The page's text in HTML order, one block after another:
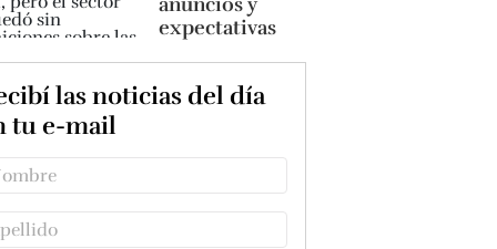
expectativas
las noticias del día
tu e-mail